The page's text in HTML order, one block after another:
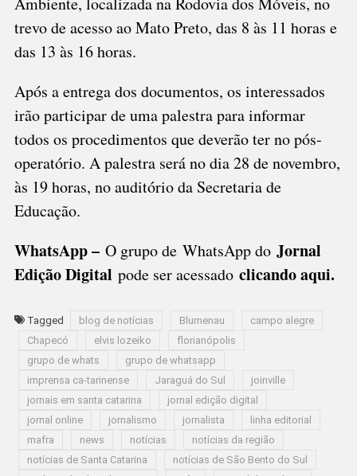
trevo de acesso ao Mato Preto, das 8 às 11 horas e
das 13 às 16 horas.
Após a entrega dos documentos, os interessados
irão participar de uma palestra para informar
todos os procedimentos que deverão ter no pós-
operatório. A palestra será no dia 28 de novembro,
às 19 horas, no auditório da Secretaria de
Educação.
WhatsApp – O grupo de WhatsApp do Jornal
Edição Digital pode ser acessado clicando aqui.
Tagged blog de notícias Blumenau
campo alegre
Chapecó
elvis lozeiko
florianópolis
grupo de whats
grupo de whatsapp
imprensa ca-tarinense
Jaraguá do Sul
joinville
jornais em santa catarina
jornal edição digital
jornal online
jornalismo jornalista
linha editorial
mafra
news notícias
notícias da região
notícias de Santa Catarina
notícias de São Bento do Sul